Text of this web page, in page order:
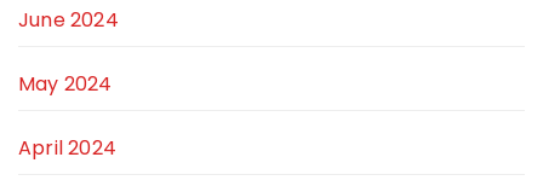
June 2024
May 2024
April 2024